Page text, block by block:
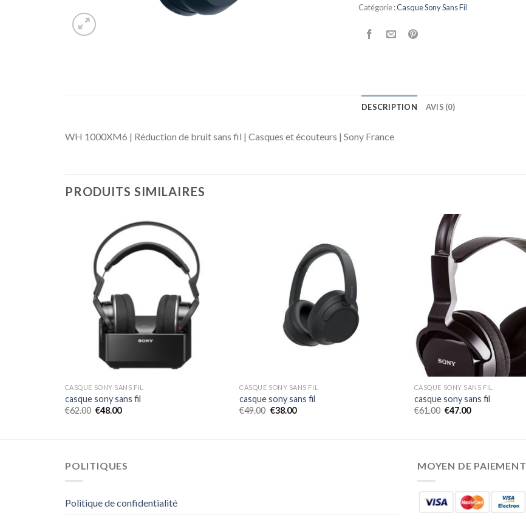
Catégorie :Casque Sony Sans Fil
DESCRIPTION AVIS (0)
WH 1000XM6 | Réduction de bruit sans fil | Casques et écouteurs | Sony France
PRODUITS SIMILAIRES
CASQUE SONY SANS FIL
casque sony sans fil
€62.00 €48.00
CASQUE SONY SANS FIL
casque sony sans fil
€49.00 €38.00
CASQUE SONY SANS FIL
casque sony sans fil
€61.00 €47.00
POLITIQUES
Politique de confidentialité
MOYEN DE PAIEMENT